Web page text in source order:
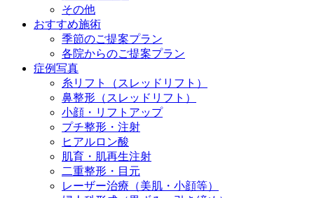
その他
おすすめ施術
季節のご提案プラン
各院からのご提案プラン
症例写真
糸リフト（スレッドリフト）
鼻整形（スレッドリフト）
小顔・リフトアップ
プチ整形・注射
ヒアルロン酸
肌育・肌再生注射
二重整形・目元
レーザー治療（美肌・小顔等）